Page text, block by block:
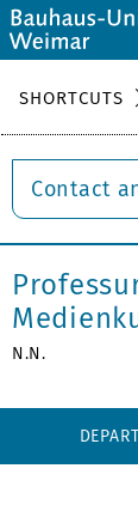
SHORTCUTS
Contact
N.N.